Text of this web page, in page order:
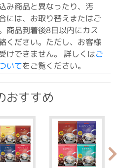
み商品と異なったり、汚
には、お取り替えまたはご
商品到着後8日以内にカス
ください。ただし、お客様
けできません。 詳しくはご
いてをご覧ください。
おすすめ